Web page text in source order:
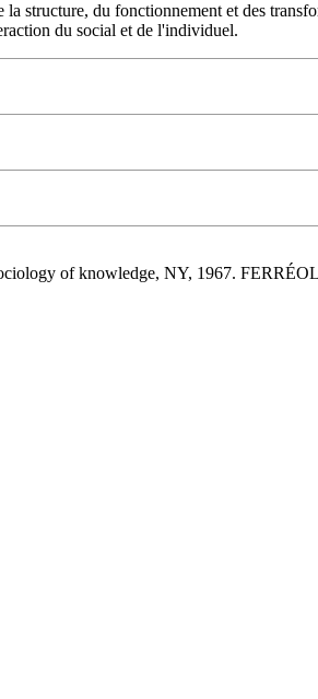
structure, du fonctionnement et des
du social et de l'individuel.
of knowledge, NY, 1967.